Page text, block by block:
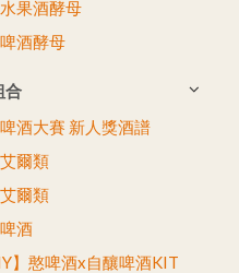
果酒酵母
酒酵母
合
酒大賽 新人獎酒譜
爾類
爾類
酒
】憨啤酒x自釀啤酒KIT